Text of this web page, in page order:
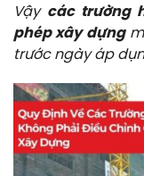
Vậy các trường
phép xây dựng
trước ngày áp